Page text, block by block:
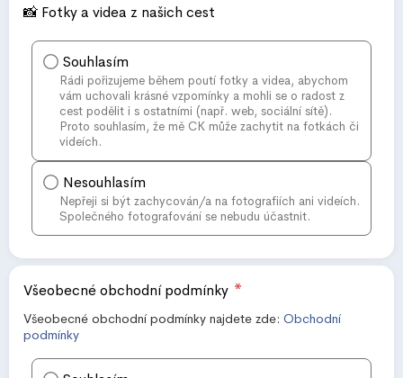
📸 Fotky a videa z našich cest
Souhlasím
Rádi pořizujeme během poutí fotky a videa, abychom
vám uchovali krásné vzpomínky a mohli se o radost z
cest podělit i s ostatními (např. web, sociální sítě).
Proto souhlasím, že mě CK může zachytit na fotkách či
videích.
Nesouhlasím
Nepřeji si být zachycován/a na fotografiích ani videích.
Společného fotografování se nebudu účastnit.
Všeobecné obchodní podmínky *
Všeobecné obchodní podmínky najdete zde: Obchodní
podmínky